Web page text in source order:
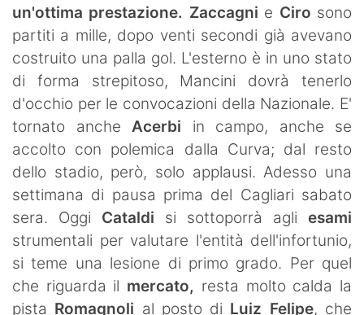
un'ottima prestazione. Zaccagni e Ciro sono
partiti a mille, dopo venti secondi già avevano
costruito una palla gol. L'esterno è in uno stato
di forma strepitoso, Mancini dovrà tenerlo
d'occhio per le convocazioni della Nazionale. E'
tornato anche Acerbi in campo, anche se
accolto con polemica dalla Curva; dal resto
dello stadio, però, solo applausi. Adesso una
settimana di pausa prima del Cagliari sabato
sera. Oggi Cataldi si sottoporrà agli esami
strumentali per valutare l'entità dell'infortunio,
si teme una lesione di primo grado. Per quel
che riguarda il mercato, resta molto calda la
pista Romagnoli al posto di Luiz Felipe, che